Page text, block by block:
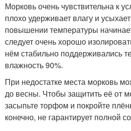
Морковь очень чувствительна к
плохо удерживает влагу и
повышении температуры
следует очень хорошо
нём стабильно поддерживались
влажность 90%.
При недостатке места морковь
до весны. Чтобы защитить её от
засыпьте торфом и покройте
конечно, не гарантирует полной